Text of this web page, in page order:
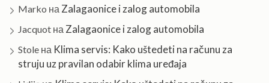
Marko на Zalagaonice i zalog automobila
Jacquot на Zalagaonice i zalog automobila
Stole на Klima servis: Kako uštedeti na računu za
struju uz pravilan odabir klima uređaja